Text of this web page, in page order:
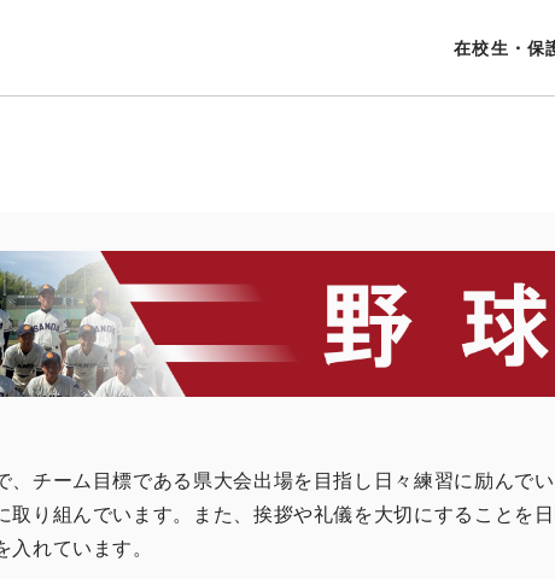
在校生・保
、チーム目標である県大会出場を目指し日々練習に励んで
取り組んでいます。また、挨拶や礼儀を大切にすることを
れています。